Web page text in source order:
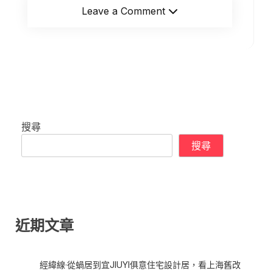
Leave a Comment
搜尋
搜尋
近期文章
經緯線·從蝸居到宜JIUYI俱意住宅設計居，看上海舊改